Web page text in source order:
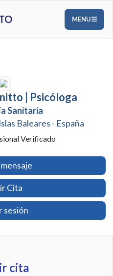
MENU
| Psicóloga
Sanitaria
Baleares - España
Verificado
Cita
sesión
cita